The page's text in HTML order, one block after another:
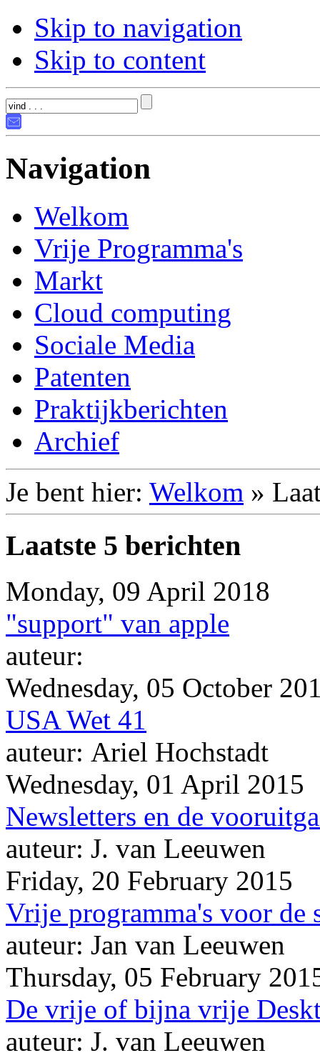
Skip to navigation
Skip to content
Navigation
Welkom
Vrije Programma's
Markt
Cloud computing
Sociale Media
Patenten
Praktijkberichten
Archief
Je bent hier: Welkom »
Laatste 5 berichten
Monday, 09 April 2018
"support" van apple
auteur:
Wednesday, 05 October
USA Wet 41
auteur: Ariel Hochstadt
Wednesday, 01 April 2015
Newsletters en de
auteur: J. van Leeuwen
Friday, 20 February 2015
Vrije programma's voor de
auteur: Jan van Leeuwen
Thursday, 05 February
De vrije of bijna vrije
auteur: J. van Leeuwen